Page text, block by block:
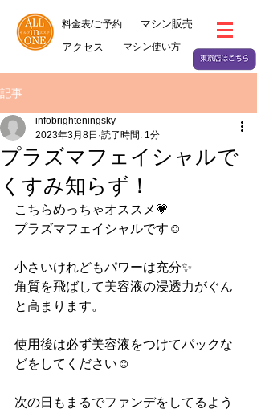
料金表/ご予約
マシン販売
アクセス
マシン使い方
記事
プラズマフェイシャルで
くすみ知らず！
infobrighteningsky
2023年3月8日 読了時間: 1分
こちらめっちゃオススメ💗
プラズマフェイシャルです☺️
小さいけれどもパワーは充分✨
角質を飛ばして美容液の浸透力がぐん
と高まります。
使用後は必ず美容液をつけてパックな
どをしてください☺️
次の日もまるでファンデをしてるよう